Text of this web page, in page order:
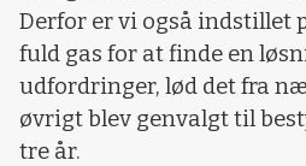
Derfor er vi også indstillet
fuld gas for at finde en
udfordringer, lød det fra
øvrigt blev genvalgt til
tre år.